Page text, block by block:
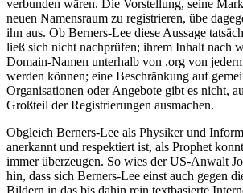
verbunden wären. Die Vorstellung, seine
neuen Namensraum zu registrieren, übe
ihn aus. Ob Berners-Lee diese Aussage
ließ sich nicht nachprüfen; ihrem Inhalt nach
Domain-Namen unterhalb von .org von
werden können; eine Beschränkung auf
Organisationen oder Angebote gibt es nicht,
Großteil der Registrierungen ausmachen.
Obgleich Berners-Lee als Physiker und
anerkannt und respektiert ist, als Prophet
immer überzeugen. So wies der US-Anwalt
hin, dass sich Berners-Lee einst auch gegen
Bildern in das bis dahin rein textbasierte